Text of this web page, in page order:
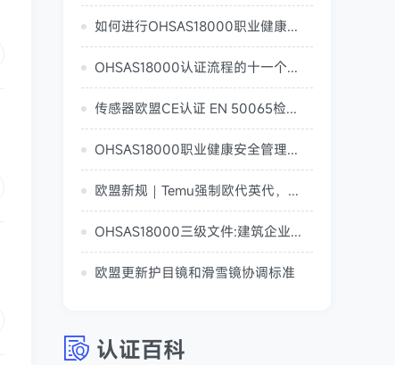
如何进行OHSAS18000职业健康安全管理体系初始评审
OHSAS18000认证流程的十一个步骤（ohsas18001认证要多久）
传感器欧盟CE认证 EN 50065检测标准
OHSAS18000职业健康安全管理体系贯标工作计划制定（职业健康安全管理体系总要求）
欧盟新规｜Temu强制欧代英代，警惕产品被拒！CE认证
OHSAS18000三级文件:建筑企业建筑油漆工安全规程
欧盟更新护目镜和滑雪镜协调标准
认证百科